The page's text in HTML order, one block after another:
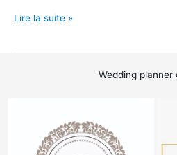
Serviettes
Lire la suite »
Wedding planner